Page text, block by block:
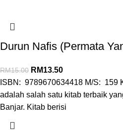
Durun Nafis (Permata
RM15.00 RM13.50
ISBN: 9789670634418 M/S: 159
adalah salah satu kitab terbaik
Banjar. Kitab berisi